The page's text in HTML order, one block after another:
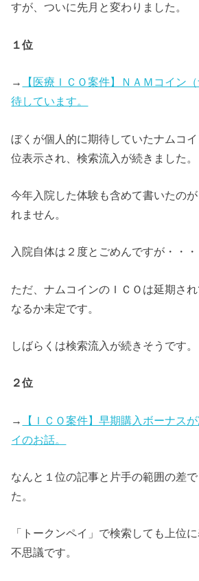
すが、ついに先月と変わりました。
１位
→
【医療ＩＣＯ案件】ＮＡＭコイン
待しています。
ぼくが個人的に期待していたナムコ
位表示され、検索流入が続きました。
今年入院した体験も含めて書いたの
れません。
入院自体は２度とごめんですが・・・
ただ、ナムコインのＩＣＯは延期さ
なるか未定です。
しばらくは検索流入が続きそうです。
２位
→
【ＩＣＯ案件】早期購入ボーナス
イのお話。
なんと１位の記事と片手の範囲の差
た。
「トークンペイ」で検索しても上位
不思議です。